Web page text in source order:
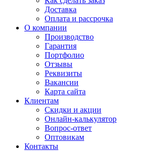
Доставка
Оплата и рассрочка
О компании
Производство
Гарантия
Портфолио
Отзывы
Реквизиты
Вакансии
Карта сайта
Клиентам
Скидки и акции
Онлайн-калькулятор
Вопрос-ответ
Оптовикам
Контакты